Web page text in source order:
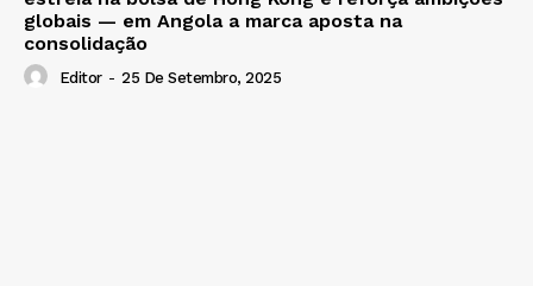
globais — em Angola a marca aposta na
consolidação
Editor - 25 De Setembro, 2025